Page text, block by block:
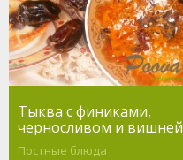
Тыква с финиками,
черносливом и вишней
Постные блюда